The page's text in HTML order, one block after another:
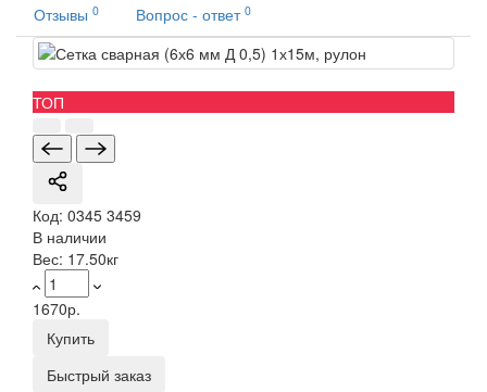
Отзывы 0 Вопрос - ответ 0
ТОП
Код: 0345 3459
В наличии
Вес: 17.50кг
1670р.
Купить
Быстрый заказ